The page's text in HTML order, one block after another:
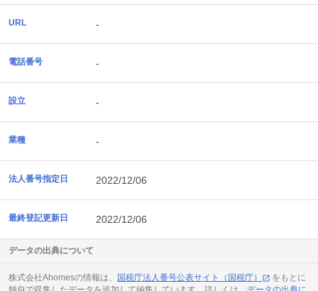
URL -
電話番号 -
設立 -
業種 -
法人番号指定日 2022/12/06
最終登記更新日 2022/12/06
データの出典について
株式会社Ahomesの情報は、 国税庁法人番号公表サイト（国税庁）
をもとに